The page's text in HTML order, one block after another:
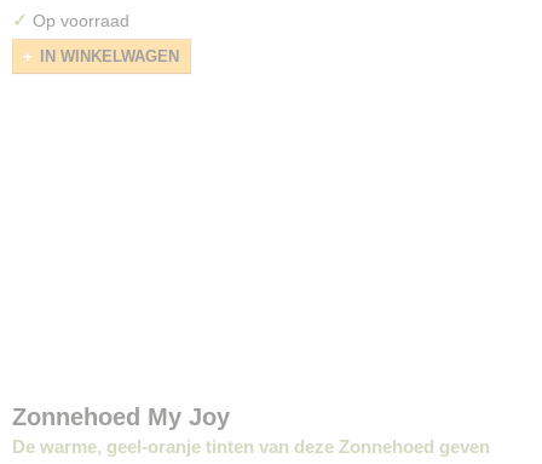
✓ Op voorraad
IN WINKELWAGEN
Zonnehoed My Joy
De warme, geel-oranje tinten van deze Zonnehoed geven